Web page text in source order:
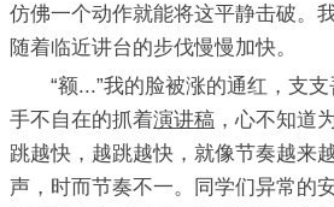
仿佛一个动作就能将这平静击破。
随着临近讲台的步伐慢慢加快。
“额...”我的脸被涨的通红，支支
手不自在的抓着演讲稿 ，心不知道
跳越快，越跳越快，就像节奏越来
声，时而节奏不一。同学们异常的